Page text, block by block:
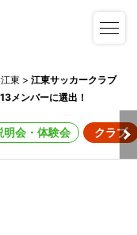
東 >江東サッカークラブ
メンバーに選出！
明会・体験会 クラブ